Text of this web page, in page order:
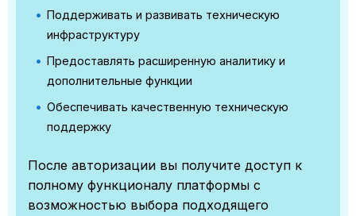
Поддерживать и развивать техническую
инфраструктуру
Предоставлять расширенную аналитику и
дополнительные функции
Обеспечивать качественную техническую
поддержку
После авторизации вы получите доступ к
полному функционалу платформы с
возможностью выбора подходящего